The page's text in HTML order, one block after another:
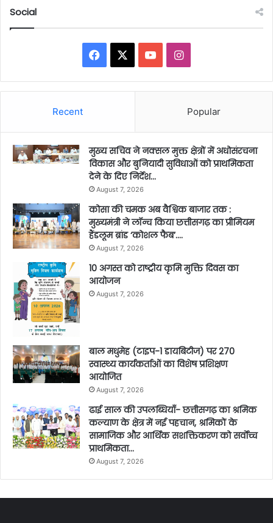
Social
Facebook YouTubeInstagram
Recent Popular
मुख्य सचिव ने नक्सल मुक्त क्षेत्रों में अधोसंरचना
विकास और बुनियादी सुविधाओं को प्राथमिकता
देने के दिए निर्देश…
August 7, 2026
कोसा की चमक अब वैश्विक बाजार तक :
मुख्यमंत्री ने लॉन्च किया छत्तीसगढ़ का प्रीमियम
हैंडलूम ब्रांड ‘कोशल फैब’….
August 7, 2026
10 अगस्त को राष्ट्रीय कृमि मुक्ति दिवस का
आयोजन
August 7, 2026
बाल मधुमेह (टाइप-1 डायबिटीज) पर 270
स्वास्थ्य कार्यकर्ताओं का विशेष प्रशिक्षण
आयोजित
August 7, 2026
ढाई साल की उपलब्धियाँ- छत्तीसगढ़ का श्रमिक
कल्याण के क्षेत्र में नई पहचान, श्रमिकों के
सामाजिक और आर्थिक सशक्तिकरण को सर्वाेच्च
प्राथमिकता…
August 7, 2026